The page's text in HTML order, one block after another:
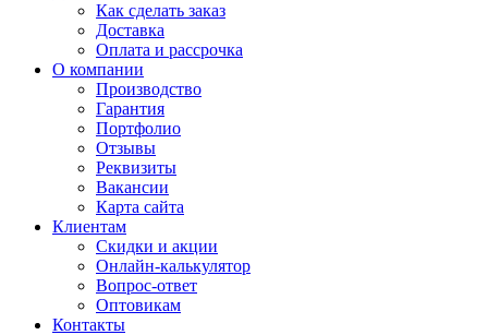
Как сделать заказ
Доставка
Оплата и рассрочка
О компании
Производство
Гарантия
Портфолио
Отзывы
Реквизиты
Вакансии
Карта сайта
Клиентам
Скидки и акции
Онлайн-калькулятор
Вопрос-ответ
Оптовикам
Контакты